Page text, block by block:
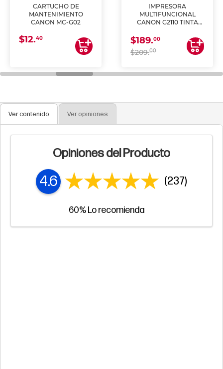
CARTUCHO DE
MANTENIMIENTO
CANON MC-G02
$12.40
IMPRESORA
MULTIFUNCIONAL
CANON G2110 TINTA
$189.00
$209.00
Ver contenido Ver opiniones